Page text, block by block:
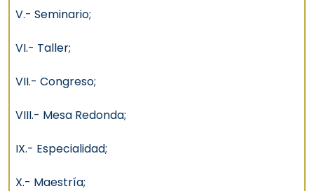
V.- Seminario;
VI.- Taller;
VII.- Congreso;
VIII.- Mesa Redonda;
IX.- Especialidad;
X.- Maestría;